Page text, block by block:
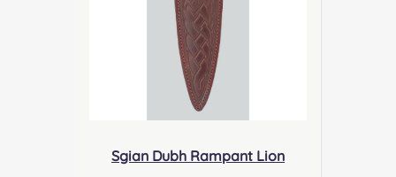
Verletzungsgefahr,
Verletzungsgefahr durch
unsachgemäßen Gebrauch
Sgian Dubh Rampant Lion